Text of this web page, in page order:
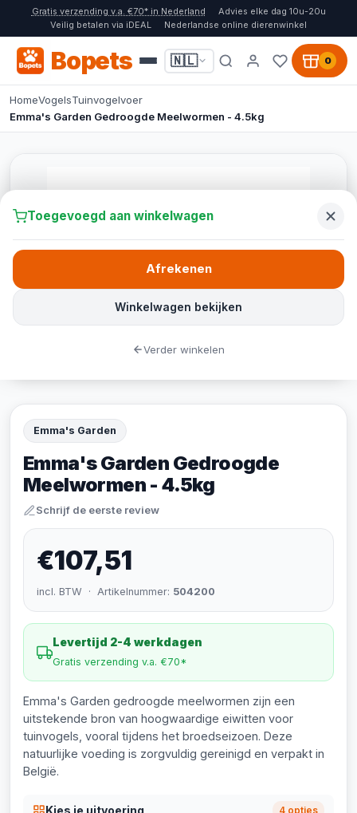
Gratis verzending v.a. €70* in Nederland
Advies elke dag 10u-20u
Veilig betalen via iDEAL
Nederlandse online dierenwinkel
Bopets 🇳🇱 0
HomeVogelsTuinvogelvoer
Emma's Garden Gedroogde Meelwormen - 4.5kg
Emma's Garden
Emma's Garden Gedroogde
Meelwormen - 4.5kg
Schrijf de eerste review
€107,51
incl. BTW · Artikelnummer: 504200
Levertijd 2-4 werkdagen
Gratis verzending v.a. €70*
Emma's Garden gedroogde meelwormen zijn een
uitstekende bron van hoogwaardige eiwitten voor
tuinvogels, vooral tijdens het broedseizoen. Deze
natuurlijke voeding is zorgvuldig gereinigd en verpakt in
België.
Kies je uitvoering 4 opties
Toegevoegd aan winkelwagen
Winkelwagen bekijken
Afrekenen
Verder winkelen